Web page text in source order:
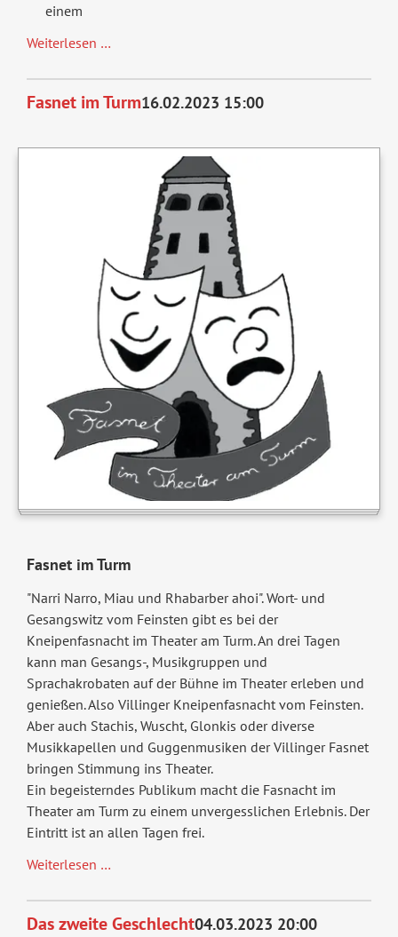
einem
Weiterlesen …Autoren
quer
Beet
Fasnet im Turm16.02.2023 15:00
Fasnet im Turm
"Narri Narro, Miau und Rhabarber ahoi". Wort- und
Gesangswitz vom Feinsten gibt es bei der
Kneipenfasnacht im Theater am Turm. An drei Tagen
kann man Gesangs-, Musikgruppen und
Sprachakrobaten auf der Bühne im Theater erleben und
genießen. Also Villinger Kneipen­fasnacht vom Feinsten.
Aber auch Stachis, Wuscht, Glonkis oder diverse
Musikkapellen und Guggenmusiken der Villinger Fasnet
bringen Stimmung ins Theater.
Ein begeisterndes Publikum macht die Fasnacht im
Theater am Turm zu einem unvergesslichen Erlebnis. Der
Eintritt ist an allen Tagen frei.
Weiterlesen …Fasnet
Turm
Das zweite Geschlecht04.03.2023 20:00